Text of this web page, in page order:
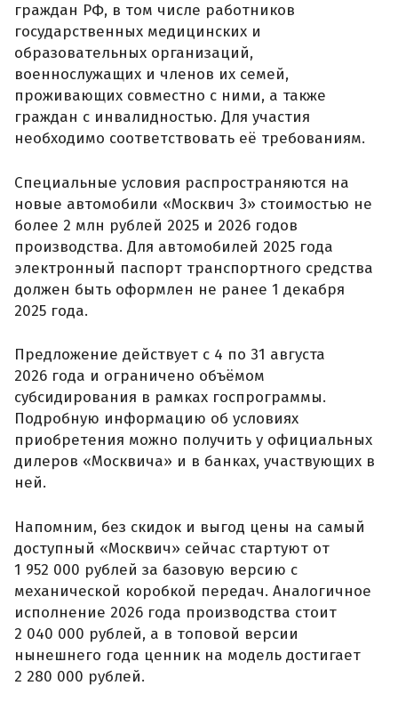
граждан РФ, в том числе работников
государственных медицинских и
образовательных организаций,
военнослужащих и членов их семей,
проживающих совместно с ними, а также
граждан с инвалидностью. Для участия
необходимо соответствовать её требованиям.
Специальные условия распространяются на
новые автомобили «Москвич 3» стоимостью не
более 2 млн рублей 2025 и 2026 годов
производства. Для автомобилей 2025 года
электронный паспорт транспортного средства
должен быть оформлен не ранее 1 декабря
2025 года.
Предложение действует с 4 по 31 августа
2026 года и ограничено объёмом
субсидирования в рамках госпрограммы.
Подробную информацию об условиях
приобретения можно получить у официальных
дилеров «Москвича» и в банках, участвующих в
ней.
Напомним, без скидок и выгод цены на самый
доступный «Москвич» сейчас стартуют от
1 952 000 рублей за базовую версию с
механической коробкой передач. Аналогичное
исполнение 2026 года производства стоит
2 040 000 рублей, а в топовой версии
нынешнего года ценник на модель достигает
2 280 000 рублей.